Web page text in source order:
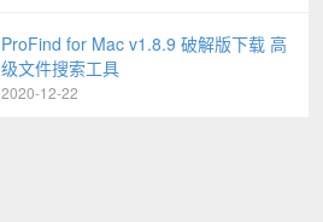
ProFind for Mac v1.8.9 破解版下载 高
级文件搜索工具
2020-12-22